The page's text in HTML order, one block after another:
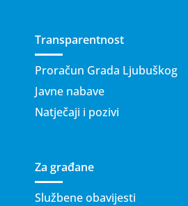
Transparentnost
Proračun Grada Ljubuškog
Javne nabave
Natječaji i pozivi
Za građane
Službene obavijesti